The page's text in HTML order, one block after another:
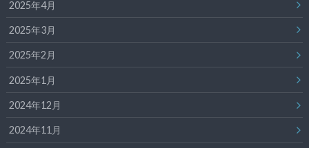
2025年4月
2025年3月
2025年2月
2025年1月
2024年12月
2024年11月